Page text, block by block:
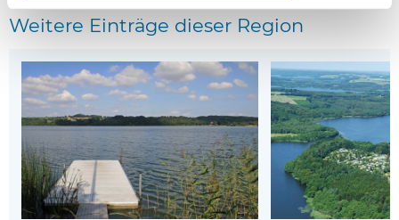
Weitere Einträge dieser Region